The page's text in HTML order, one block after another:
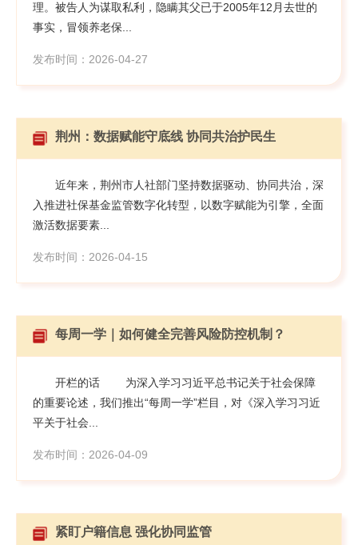
理。被告人为谋取私利，隐瞒其父已于2005年12月去世的
事实，冒领养老保...
发布时间：2026-04-27
荆州：数据赋能守底线 协同共治护民生
近年来，荆州市人社部门坚持数据驱动、协同共治，深
入推进社保基金监管数字化转型，以数字赋能为引擎，全面
激活数据要素...
发布时间：2026-04-15
每周一学｜如何健全完善风险防控机制？
开栏的话 为深入学习习近平总书记关于社会保障
的重要论述，我们推出“每周一学”栏目，对《深入学习习近
平关于社会...
发布时间：2026-04-09
紧盯户籍信息 强化协同监管